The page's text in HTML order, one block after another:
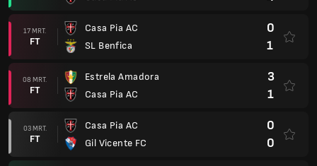
17 MRT.
FT
Casa Pia AC
SL Benfica
0
1
08 MRT.
FT
Estrela Amadora
Casa Pia AC
3
1
03 MRT.
FT
Casa Pia AC
Gil Vicente FC
0
0